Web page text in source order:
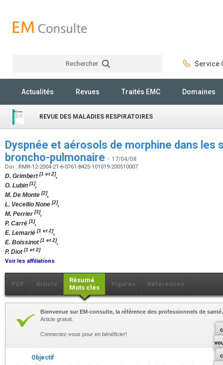
Rechercher Service
Actualités Revues Traités EMC Domaines
REVUE DES MALADIES RESPIRATOIRES
Dyspnée et aérosols de morphine dans les
broncho-pulmonaire - 17/04/08
Doi : RMR-12-2004-21-6-0761-8425-101019-200510007
D. Grimbert[1 et 2],
O. Lubin [1],
M. De Monte [2],
L. Vecellio None [2],
M. Perrier[3],
P. Carré [1],
E. Lemarié [1 et 2],
E. Boissinot[1 et 2],
P. Diot[1 et 2]
Voir les affiliations
PDF Article
Résumé
Mots clés
Figures Références
Bienvenue sur EM-consulte, la référence des professionnels de santé.
Article gratuit.
Connectez-vous pour en bénéficier!
Objectif